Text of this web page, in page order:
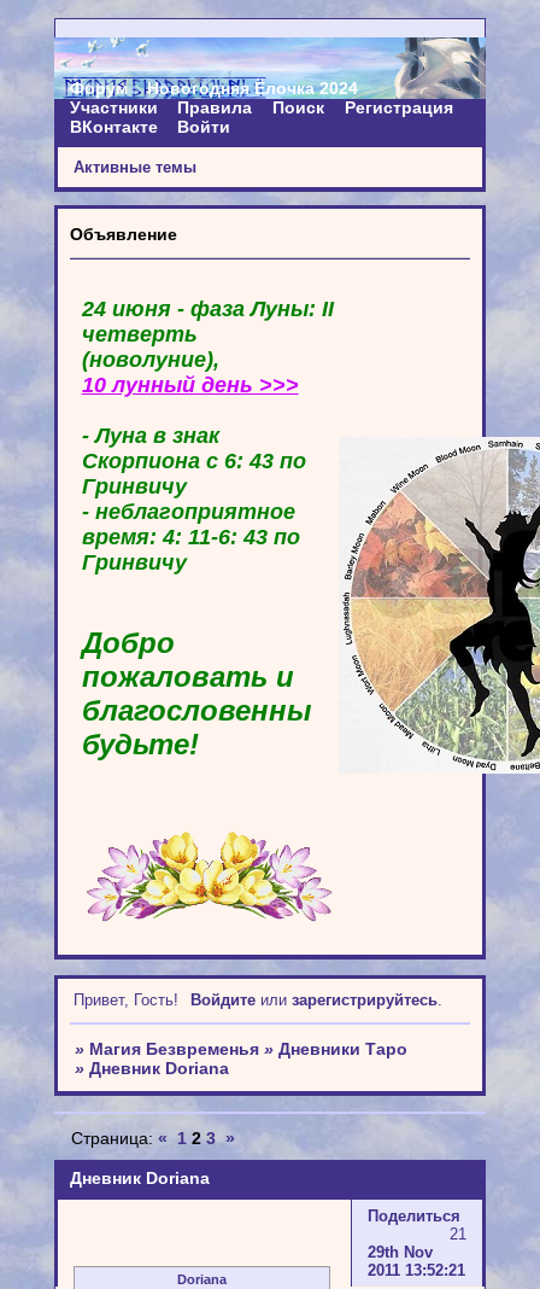
Форум
Новогодняя Ёлочка 2024
Участники
Правила Поиск
Регистрация
ВКонтакте
Войти
Активные темы
Объявление
24 июня - фаза Луны: II
четверть
(новолуние),
10 лунный день >>>
- Луна в знак
Скорпиона с 6: 43 по
Гринвичу
- неблагоприятное
время: 4: 11-6: 43 по
Гринвичу
Добро
пожаловать и
благословенны
будьте!
Привет, Гость! Войдитеили зарегистрируйтесь.
» Магия Безвременья » Дневники Таро
» Дневник Doriana
Дневник Doriana
Страница: « 1 2 3 »
Поделиться
21
29th Nov
2011 13:52:21
Doriana